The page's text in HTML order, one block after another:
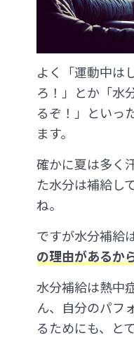
よく「運動中は
ろ！」とか「水
るぞ！」といっ
ます。
確かに夏は多く
た水分は補給し
ね。
ですが水分補給は
の理由があるか
水分補給は熱中
ん、自分のパフ
るためにも、と